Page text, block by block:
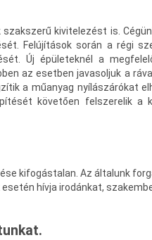
szakszerű kivitelezést is.
Felújítások során a régi
Új épületeknél a
az esetben javasoljuk a
a műanyag nyílászárókat
követően felszerelik a
kifogástalan. Az általunk
hívja irodánkat,